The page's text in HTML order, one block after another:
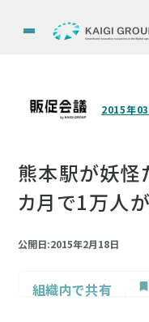
2015年
熊本駅が妖怪
カ月で1万人
公開日:2015年2月18日
組織内で共有